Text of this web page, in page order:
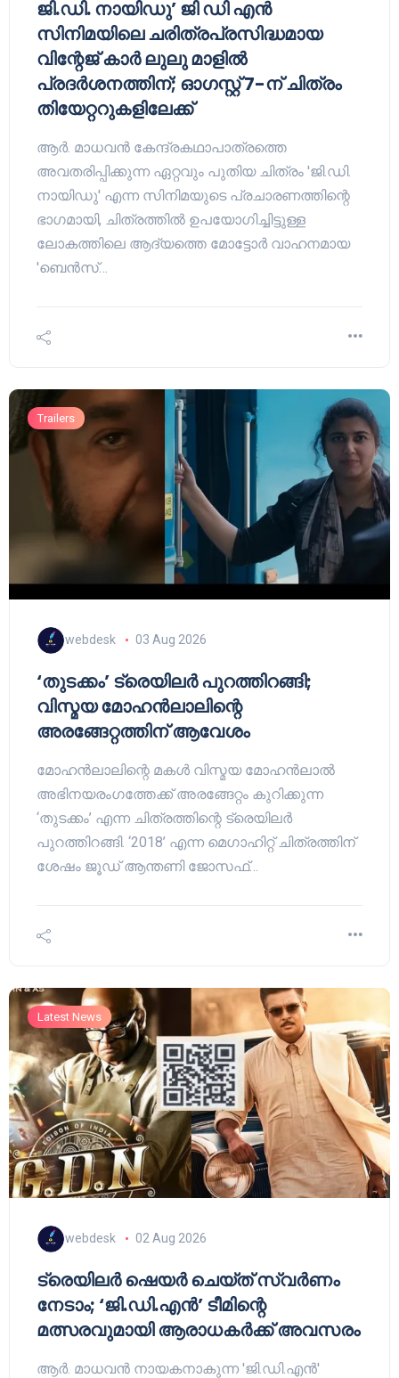
ജി.ഡി. നായിഡു’ ജി ഡി എൻ
സിനിമയിലെ ചരിത്രപ്രസിദ്ധമായ
വിന്റേജ് കാർ ലുലു മാളിൽ
പ്രദർശനത്തിന്; ഓഗസ്റ്റ് 7-ന് ചിത്രം
തിയേറ്ററുകളിലേക്ക്
ആർ. മാധവൻ കേന്ദ്രകഥാപാത്രത്തെ
അവതരിപ്പിക്കുന്ന ഏറ്റവും പുതിയ ചിത്രം 'ജി.ഡി.
നായിഡു' എന്ന സിനിമയുടെ പ്രചാരണത്തിന്റെ
ഭാഗമായി, ചിത്രത്തിൽ ഉപയോഗിച്ചിട്ടുള്ള
ലോകത്തിലെ ആദ്യത്തെ മോട്ടോർ വാഹനമായ
'ബെൻസ്…
Trailers
webdesk 03 Aug 2026
‘തുടക്കം’ ട്രെയിലർ പുറത്തിറങ്ങി;
വിസ്മയ മോഹൻലാലിന്റെ
അരങ്ങേറ്റത്തിന് ആവേശം
മോഹൻലാലിന്റെ മകൾ വിസ്മയ മോഹൻലാൽ
അഭിനയരംഗത്തേക്ക് അരങ്ങേറ്റം കുറിക്കുന്ന
‘തുടക്കം’ എന്ന ചിത്രത്തിന്റെ ട്രെയിലർ
പുറത്തിറങ്ങി. ‘2018’ എന്ന മെഗാഹിറ്റ് ചിത്രത്തിന്
ശേഷം ജൂഡ് ആന്തണി ജോസഫ്…
Latest News
webdesk 02 Aug 2026
ട്രെയിലർ ഷെയർ ചെയ്‌ത് സ്വർണം
നേടാം; ‘ജി.ഡി.എൻ’ ടീമിന്റെ
മത്സരവുമായി ആരാധകർക്ക് അവസരം
ആർ. മാധവൻ നായകനാകുന്ന 'ജി.ഡി.എൻ'